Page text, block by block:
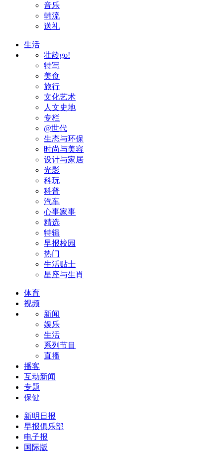
音乐
韩流
送礼
生活
壮龄go!
特写
美食
旅行
文化艺术
人文史地
专栏
@世代
生态与环保
时尚与美容
设计与家居
光影
科玩
科普
汽车
心事家事
精选
特辑
早报校园
热门
生活贴士
星座与生肖
体育
视频
新闻
娱乐
生活
系列节目
直播
播客
互动新闻
专题
保健
新明日报
早报俱乐部
电子报
国际版